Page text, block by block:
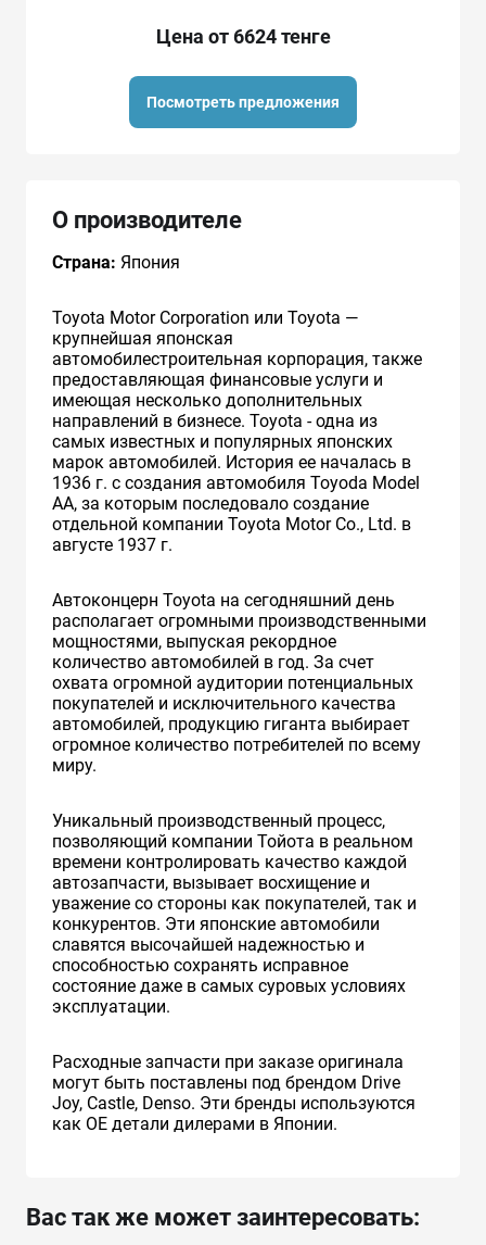
Цена от 6624 тенге
Посмотреть предложения
О производителе
Страна: Япония
Toyota Motor Corporation или Toyota —
крупнейшая японская
автомобилестроительная корпорация, также
предоставляющая финансовые услуги и
имеющая несколько дополнительных
направлений в бизнесе. Toyota - одна из
самых известных и популярных японских
марок автомобилей. История ее началась в
1936 г. с создания автомобиля Toyoda Model
AA, за которым последовало создание
отдельной компании Toyota Motor Co., Ltd. в
августе 1937 г.
Автоконцерн Toyota на сегодняшний день
располагает огромными производственными
мощностями, выпуская рекордное
количество автомобилей в год. За счет
охвата огромной аудитории потенциальных
покупателей и исключительного качества
автомобилей, продукцию гиганта выбирает
огромное количество потребителей по всему
миру.
Уникальный производственный процесс,
позволяющий компании Тойота в реальном
времени контролировать качество каждой
автозапчасти, вызывает восхищение и
уважение со стороны как покупателей, так и
конкурентов. Эти японские автомобили
славятся высочайшей надежностью и
способностью сохранять исправное
состояние даже в самых суровых условиях
эксплуатации.
Расходные запчасти при заказе оригинала
могут быть поставлены под брендом Drive
Joy, Castle, Denso. Эти бренды используются
как ОЕ детали дилерами в Японии.
Вас так же может заинтересовать: